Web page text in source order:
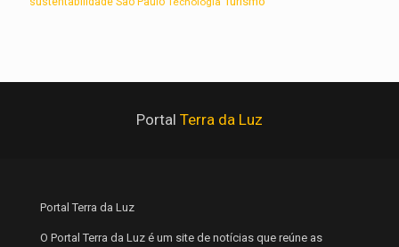
Portal Terra da Luz
Portal Terra da Luz
O Portal Terra da Luz é um site de notícias que reúne as